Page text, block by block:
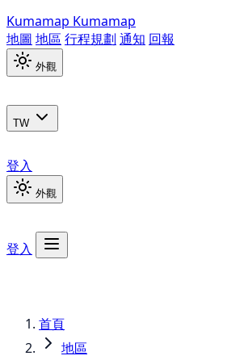
Kumamap Kumamap
地圖 地區 行程規劃 通知 回報
外觀
TW
登入
外觀
登入
首頁
地區